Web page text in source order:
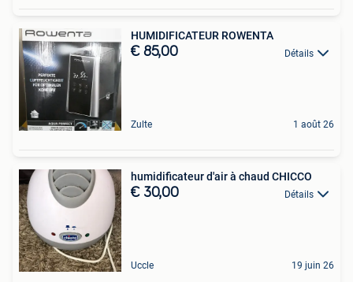
HUMIDIFICATEUR ROWENTA
€ 85,00 Détails
Zulte 1 août 26
humidificateur d'air à chaud CHICCO
€ 30,00 Détails
Uccle 19 juin 26